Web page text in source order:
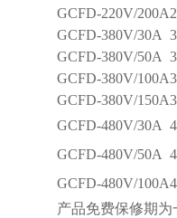
GCFD-220V/200A
GCFD-380V/30A
GCFD-380V/50A
GCFD-380V/100A
GCFD-380V/150A
GCFD-480V/30A
GCFD-480V/50A
GCFD-480V/100A
产品免费保修期